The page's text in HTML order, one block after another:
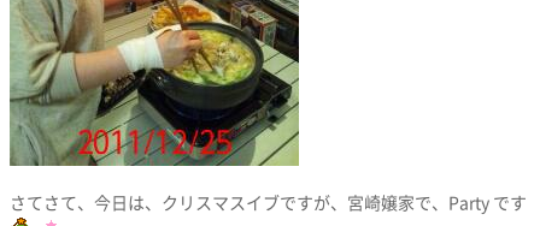
さてさて、今日は、クリスマスイブですが、宮崎嬢家で、Party です